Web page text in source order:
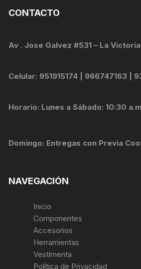
CONTACTO
Av . Jose Galvez #531 – La Victoria
Celular: 951915174 | 966747163 |
Horario: Lunes a Sábado: 10:30
Domingo: Entregas con Previa
NAVEGACIÓN
Inicio
Componentes
Accesorios
Herramientas
Vestimenta
Política de Privacidad